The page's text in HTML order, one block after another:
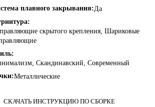
плавного закрывания:Да
скрытого крепления, Шариковые
Скандинавский, Современный
Металлические
СКАЧАТЬ ИНСТРУКЦИЮ ПО СБОРКЕ